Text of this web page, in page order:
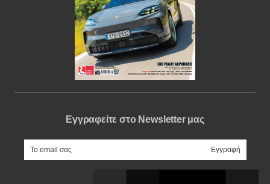
Εγγραφείτε στο Newsletter μας
e-mail